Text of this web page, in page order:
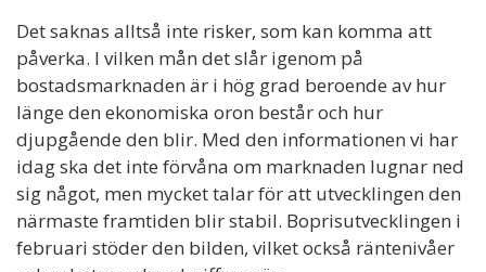
Det saknas alltså inte risker, som kan komma att
påverka. I vilken mån det slår igenom på
bostadsmarknaden är i hög grad beroende av hur
länge den ekonomiska oron består och hur
djupgående den blir. Med den informationen vi har
idag ska det inte förvåna om marknaden lugnar ned
sig något, men mycket talar för att utvecklingen den
närmaste framtiden blir stabil. Boprisutvecklingen i
februari stöder den bilden, vilket också räntenivåer